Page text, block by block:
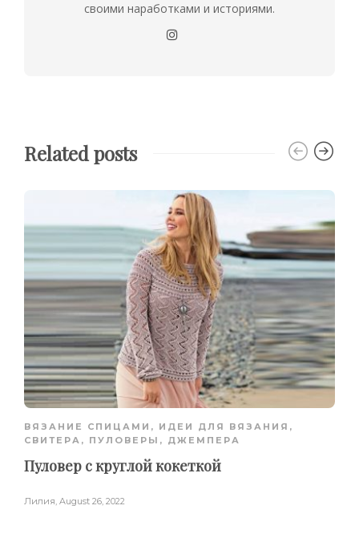
своими наработками и историями.
Related posts
ВЯЗАНИЕ СПИЦАМИ , ИДЕИ ДЛЯ ВЯЗАНИЯ ,
СВИТЕРА, ПУЛОВЕРЫ, ДЖЕМПЕРА
Пуловер с круглой кокеткой
Лилия, August 26, 2022